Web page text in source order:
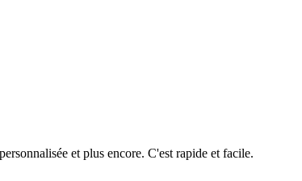
et plus encore. C'est rapide et facile.